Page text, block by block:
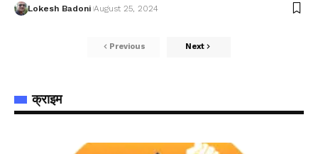
Lokesh Badoni August 25, 2024
Previous Next
क्राइम